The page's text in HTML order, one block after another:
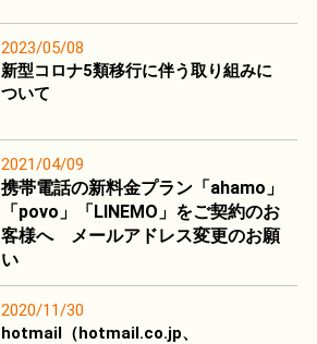
2023/05/08
新型コロナ5類移行に伴う取り組みに
ついて
2021/04/09
携帯電話の新料金プラン「ahamo」
「povo」「LINEMO」をご契約のお
客様へ メールアドレス変更のお願
い
2020/11/30
hotmail（hotmail.co.jp、